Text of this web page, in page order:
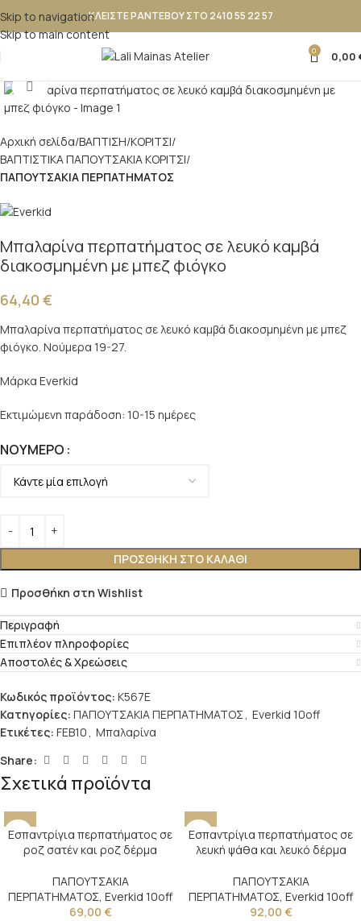
Skip to navigation
Skip to main content
ΚΛΕΙΣΤΕ ΡΑΝΤΕΒΟΥ ΣΤΟ 2410 55 22 57
0 0,00
Κλικ για μεγέθυνση
Αρχική σελίδα ΒΑΠΤΙΣΗ ΚΟΡΙΤΣΙ
ΒΑΠΤΙΣΤΙΚΑ ΠΑΠΟΥΤΣΑΚΙΑ ΚΟΡΙΤΣΙ
ΠΑΠΟΥΤΣΑΚΙΑ ΠΕΡΠΑΤΗΜΑΤΟΣ
Μπαλαρίνα περπατήματος σε λευκό καμβά
διακοσμημένη με μπεζ φιόγκο
64,40 €
Μπαλαρίνα περπατήματος σε λευκό καμβά διακοσμημένη με μπεζ
φιόγκο. Νούμερα 19-27.
Μάρκα Everkid
Εκτιμώμενη παράδοση: 10-15 ημέρες
ΝΟΎΜΕΡΟ
ΠΡΟΣΘΉΚΗ ΣΤΟ ΚΑΛΆΘΙ
Προσθήκη στη Wishlist
Περιγραφή
Επιπλέον πληροφορίες
Αποστολές & Χρεώσεις
Κωδικός προϊόντος: K567E
Κατηγορίες: ΠΑΠΟΥΤΣΑΚΙΑ ΠΕΡΠΑΤΗΜΑΤΟΣ, Everkid 10off
Ετικέτες: FEB10, Μπαλαρίνα
Share:
Σχετικά προϊόντα
Εσπαντρίγια περπατήματος σε
ροζ σατέν και ροζ δέρμα
ΠΑΠΟΥΤΣΑΚΙΑ
ΠΕΡΠΑΤΗΜΑΤΟΣ, Everkid 10off
69,00 €
Εσπαντρίγια περπατήματος σε
λευκή ψάθα και λευκό δέρμα
ΠΑΠΟΥΤΣΑΚΙΑ
ΠΕΡΠΑΤΗΜΑΤΟΣ, Everkid 10off
92,00 €